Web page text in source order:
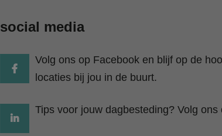
social media
Volg ons op Facebook en blijf op de
locaties bij jou in de buurt.
Tips voor jouw dagbesteding? Volg ons